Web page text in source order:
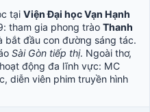
tại Viện Đại học Vạn Hạnh
tham gia phong trào Thanh
bắt đầu con đường sáng tác.
Sài Gòn tiếp thị. Ngoài thơ,
động đa lĩnh vực: MC
diễn viên phim truyền hình